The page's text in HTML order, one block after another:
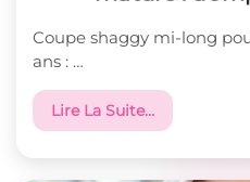
Coupe shaggy mi-long
ans : …
Lire La Suite…